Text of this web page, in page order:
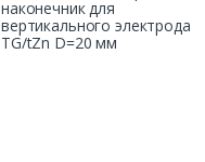
наконечник для
вертикального электрода
TG/tZn D=20 мм